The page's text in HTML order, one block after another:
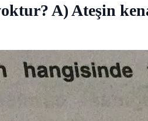
A) Ateşin